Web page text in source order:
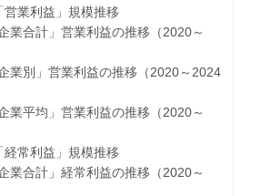
業利益」規模推移
合計」営業利益の推移（2020～
別」営業利益の推移（2020～2024
平均」営業利益の推移（2020～
常利益」規模推移
合計」経常利益の推移（2020～